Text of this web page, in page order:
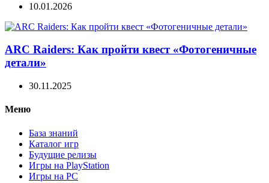
10.01.2026
ARC Raiders: Как пройти квест «Фотогеничные
детали»
30.11.2025
Меню
База знаний
Каталог игр
Будущие релизы
Игры на PlayStation
Игры на PC